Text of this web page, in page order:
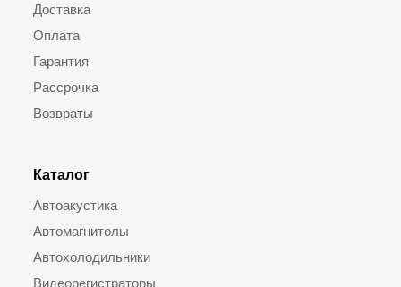
Доставка
Оплата
Гарантия
Рассрочка
Возвраты
Каталог
Автоакустика
Автомагнитолы
Автохолодильники
Видеорегистраторы